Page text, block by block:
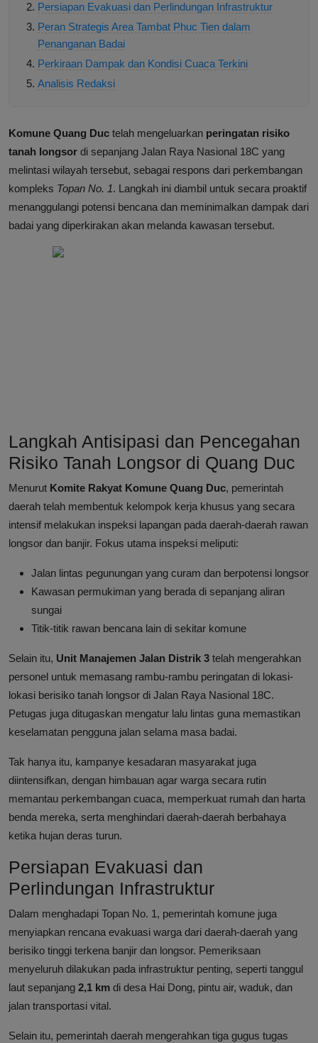
Persiapan Evakuasi dan Perlindungan Infrastruktur
Peran Strategis Area Tambat Phuc Tien dalam
Penanganan Badai
Perkiraan Dampak dan Kondisi Cuaca Terkini
Analisis Redaksi
Komune Quang Duc telah mengeluarkan peringatan risiko
tanah longsor di sepanjang Jalan Raya Nasional 18C yang
melintasi wilayah tersebut, sebagai respons dari perkembangan
kompleks Topan No. 1. Langkah ini diambil untuk secara proaktif
menanggulangi potensi bencana dan meminimalkan dampak dari
badai yang diperkirakan akan melanda kawasan tersebut.
Langkah Antisipasi dan Pencegahan
Risiko Tanah Longsor di Quang Duc
Menurut Komite Rakyat Komune Quang Duc, pemerintah
daerah telah membentuk kelompok kerja khusus yang secara
intensif melakukan inspeksi lapangan pada daerah-daerah rawan
longsor dan banjir. Fokus utama inspeksi meliputi:
Jalan lintas pegunungan yang curam dan berpotensi longsor
Kawasan permukiman yang berada di sepanjang aliran
sungai
Titik-titik rawan bencana lain di sekitar komune
Selain itu, Unit Manajemen Jalan Distrik 3 telah mengerahkan
personel untuk memasang rambu-rambu peringatan di lokasi-
lokasi berisiko tanah longsor di Jalan Raya Nasional 18C.
Petugas juga ditugaskan mengatur lalu lintas guna memastikan
keselamatan pengguna jalan selama masa badai.
Tak hanya itu, kampanye kesadaran masyarakat juga
diintensifkan, dengan himbauan agar warga secara rutin
memantau perkembangan cuaca, memperkuat rumah dan harta
benda mereka, serta menghindari daerah-daerah berbahaya
ketika hujan deras turun.
Persiapan Evakuasi dan
Perlindungan Infrastruktur
Dalam menghadapi Topan No. 1, pemerintah komune juga
menyiapkan rencana evakuasi warga dari daerah-daerah yang
berisiko tinggi terkena banjir dan longsor. Pemeriksaan
menyeluruh dilakukan pada infrastruktur penting, seperti tanggul
laut sepanjang 2,1 km di desa Hai Dong, pintu air, waduk, dan
jalan transportasi vital.
Selain itu, pemerintah daerah mengerahkan tiga gugus tugas